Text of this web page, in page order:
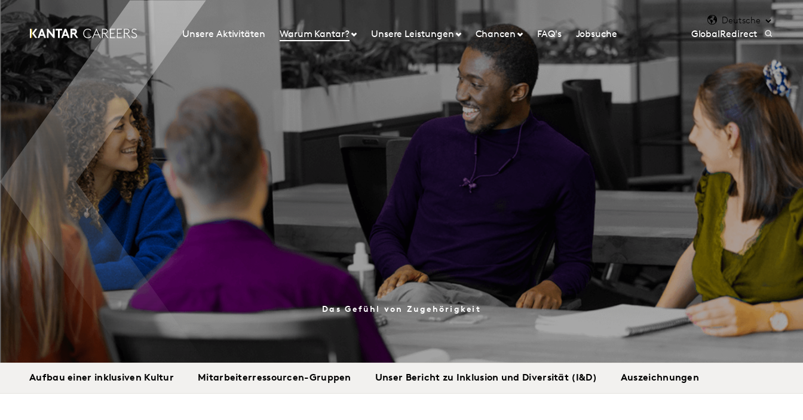
Unsere Aktivitäten Warum Kantar? Unsere Leistungen Chancen FAQ's Jobsuche GlobalRedirect
Das Gefühl von Zugehörigkeit
Aufbau einer inklusiven Kultur Mitarbeiterressourcen-Gruppen Unser Bericht zu Inklusion und Diversität (I&D) Auszeichnungen